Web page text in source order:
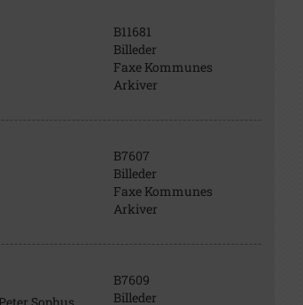
B11681
Billeder
Faxe Kommunes
Arkiver
B7607
Billeder
Faxe Kommunes
Arkiver
B7609
Billeder